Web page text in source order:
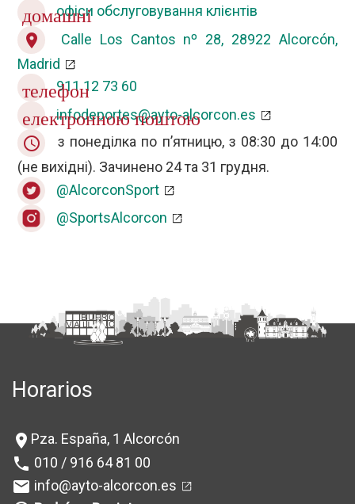
домашніофіси обслуговування клієнтів
location_on
Calle Los Cantos nº 28, 28922 Alcorcón,
Madrid
телефон911 12 73 60
електронною поштою
infodeportes@ayto-alcorcon.es
query_builder
з понеділка по п’ятницю, з 08:30 до 14:00
(не вихідні). Зачинено 24 та 31 грудня.
@AlcorconSport
@SportsAlcorcon
Horarios
location_on Pza. España, 1 Alcorcón
phone 010 / 916 64 81 00
mail info@ayto-alcorcon.es